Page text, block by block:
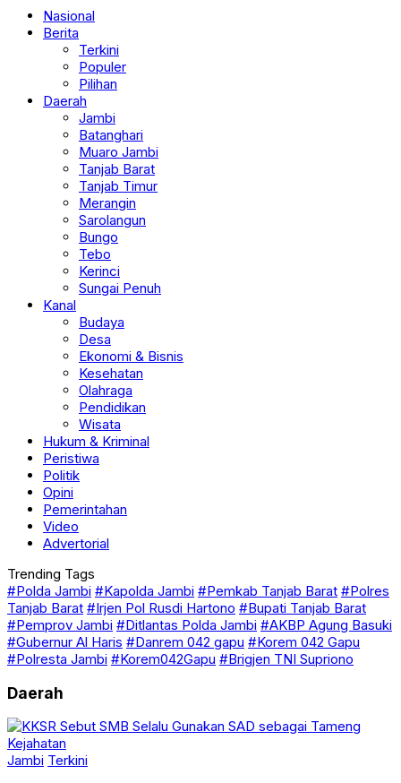
Nasional
Berita
Terkini
Populer
Pilihan
Daerah
Jambi
Batanghari
Muaro Jambi
Tanjab Barat
Tanjab Timur
Merangin
Sarolangun
Bungo
Tebo
Kerinci
Sungai Penuh
Kanal
Budaya
Desa
Ekonomi & Bisnis
Kesehatan
Olahraga
Pendidikan
Wisata
Hukum & Kriminal
Peristiwa
Politik
Opini
Pemerintahan
Video
Advertorial
Trending Tags
#Polda Jambi #Kapolda Jambi #Pemkab Tanjab Barat #Polres
Tanjab Barat #Irjen Pol Rusdi Hartono #Bupati Tanjab Barat
#Pemprov Jambi #Ditlantas Polda Jambi #AKBP Agung Basuki
#Gubernur Al Haris #Danrem 042 gapu #Korem 042 Gapu
#Polresta Jambi #Korem042Gapu #Brigjen TNI Supriono
Daerah
Jambi Terkini